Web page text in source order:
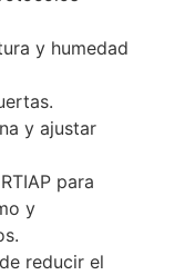
y humedad
y ajustar
para
y
reducir el